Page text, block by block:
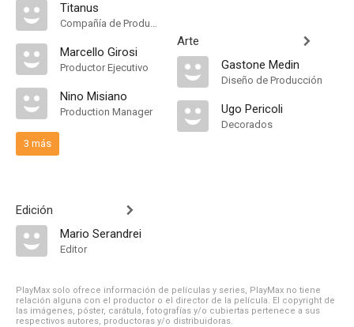
Titanus
Compañía de Produccion
Marcello Girosi
Productor Ejecutivo
Nino Misiano
Production Manager
3 más
Edición
Mario Serandrei
Editor
Arte
Gastone Medin
Diseño de Producción
Ugo Pericoli
Decorados
PlayMax solo ofrece información de películas y series, PlayMax no tiene
relación alguna con el productor o el director de la película. El copyright de
las imágenes, póster, carátula, fotografías y/o cubiertas pertenece a sus
respectivos autores, productoras y/o distribuidoras.